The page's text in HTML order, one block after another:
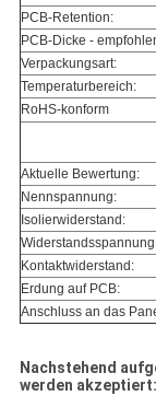
PCB-Retention:
PCB-Dicke -
Verpackungsart:
Temperaturbereich:
RoHS-konform
Aktuelle Bewertung:
Nennspannung:
Isolierwiderstand:
Kontaktwiderstand:
Erdung auf PCB:
Anschluss an das
Nachstehend
werden akzeptiert: